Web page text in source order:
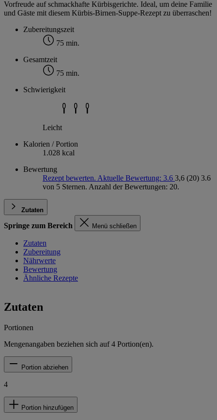
Vorfreude auf schmackhafte Kürbisgerichte. Ideal, um deine Familie
und Gäste mit diesem Kürbis-Birnen-Suppe-Rezept zu überraschen!
Zubereitungszeit
75 min.
Gesamtzeit
75 min.
Schwierigkeit
Leicht
Kalorien / Portion
1.028 kcal
Bewertung
Rezept bewerten. Aktuelle Bewertung: 3.6 3,6 (20) 3.6
von 5 Sternen. Anzahl der Bewertungen: 20.
Zutaten
Springe zum Bereich Menü schließen
Zutaten
Zubereitung
Nährwerte
Bewertung
Ähnliche Rezepte
Zutaten
Portionen
Mengenangaben beziehen sich auf4 Portion(en).
Portion abziehen
4
Portion hinzufügen